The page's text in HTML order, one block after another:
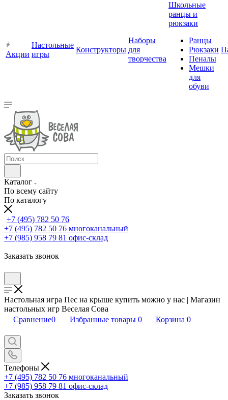
Акции
Настольные
игры
Конструкторы
Наборы
для
творчества
Школьные
ранцы и
рюкзаки
Ранцы
Рюкзаки
Пеналы
Мешки
для
обуви
Каталог
По всему сайту
По каталогу
+7 (495) 782 50 76
+7 (495) 782 50 76 многоканальный
+7 (985) 958 79 81 офис-склад
Заказать звонок
Настольная игра Пес на крыше купить можно у нас | Магазин
настольных игр Веселая Сова
Сравнение0 Избранные товары 0 Корзина 0
Телефоны
+7 (495) 782 50 76 многоканальный
+7 (985) 958 79 81 офис-склад
Заказать звонок